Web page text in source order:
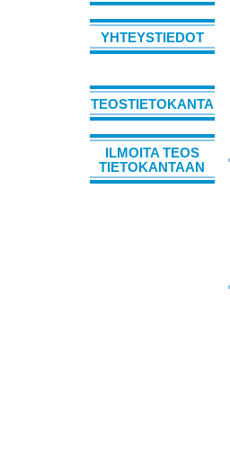
YHTEYSTIEDOT
TEOSTIETOKANTA
ILMOITA TEOS
TIETOKANTAAN